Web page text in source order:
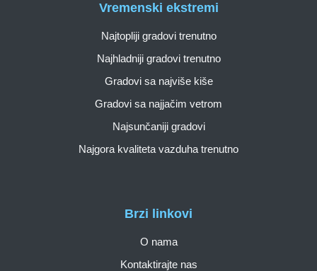
Brzi linkovi
O nama
Kontaktirajte nas
Vremenski ekstremi
Najtopliji gradovi trenutno
Najhladniji gradovi trenutno
Gradovi sa najviše kiše
Gradovi sa najjačim vetrom
Najsunčaniji gradovi
Najgora kvaliteta vazduha trenutno